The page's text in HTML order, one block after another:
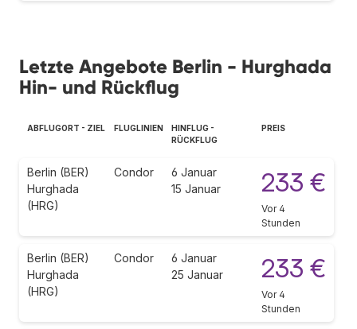
Letzte Angebote Berlin - Hurghada
Hin- und Rückflug
ABFLUGORT - ZIEL FLUGLINIEN
HINFLUG -
RÜCKFLUG
PREIS
Berlin (BER)
Hurghada
(HRG)
Condor
6 Januar
15 Januar
233 €
Vor 4
Stunden
Berlin (BER)
Hurghada
(HRG)
Condor
6 Januar
25 Januar
233 €
Vor 4
Stunden